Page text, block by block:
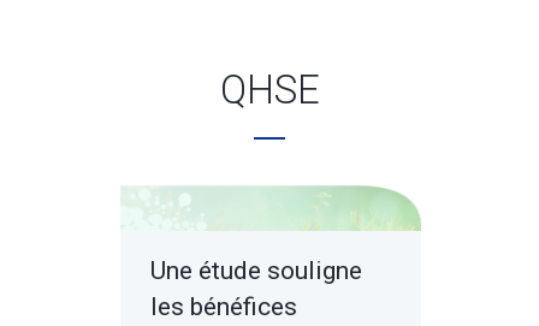
QHSE
Une étude souligne
les bénéfices